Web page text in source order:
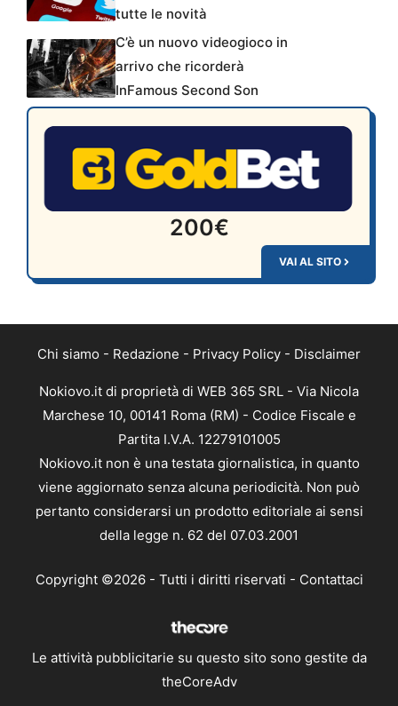
tutte le novità
C’è un nuovo videogioco in
arrivo che ricorderà
InFamous Second Son
200€
VAI AL SITO
Chi siamo - Redazione - Privacy Policy - Disclaimer
Nokiovo.it di proprietà di WEB 365 SRL - Via Nicola
Marchese 10, 00141 Roma (RM) - Codice Fiscale e
Partita I.V.A. 12279101005
Nokiovo.it non è una testata giornalistica, in quanto
viene aggiornato senza alcuna periodicità. Non può
pertanto considerarsi un prodotto editoriale ai sensi
della legge n. 62 del 07.03.2001
Copyright ©2026 - Tutti i diritti riservati - Contattaci
Le attività pubblicitarie su questo sito sono gestite da
theCoreAdv